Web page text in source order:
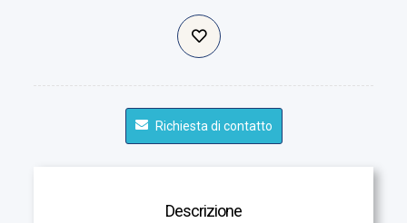
Richiesta di contatto
Descrizione